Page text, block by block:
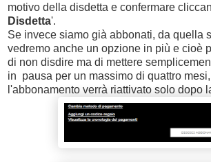
motivo della disdetta e confermare
Disdetta'.
Se invece siamo già abbonati, da quella
vedremo anche un opzione in più e cioè
di non disdire ma di mettere
in pausa per un massimo di quattro
l'abbonamento verrà riattivato solo dopo